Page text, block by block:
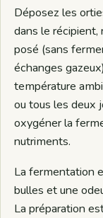
Déposez les
dans le récipient,
posé (sans
échanges
température
ou tous les deux
oxygéner la
nutriments.
La fermentation
bulles et une
La préparation